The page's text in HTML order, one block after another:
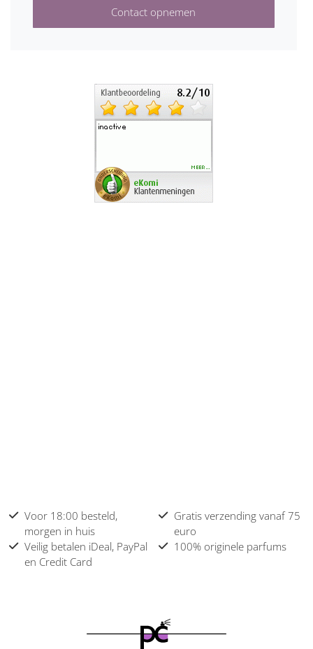
Contact opnemen
Voor 18:00 besteld,
morgen in huis
Gratis verzending vanaf 75
euro
Veilig betalen iDeal, PayPal
en Credit Card
100% originele parfums